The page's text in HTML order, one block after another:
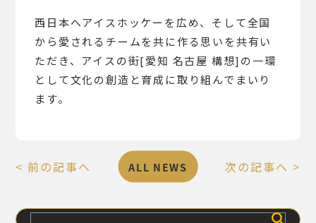
西日本へアイスホッケーを広め、そして全国
から愛されるチームを共に作る思いを共有い
ただき、アイスの街[愛知 名古屋 構想]の一環
として文化の創造と育成に取り組んでまいり
ます。
< 前の記事へ 次の記事へ >
ALL NEWS